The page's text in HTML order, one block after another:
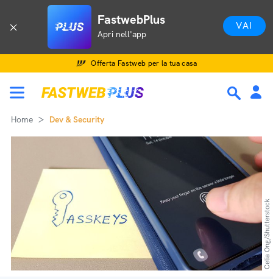
FastwebPlus
Apri nell'app
VAI
Offerta Fastweb per la tua casa
Home Dev & Security
Celia Ong/Shutterstock